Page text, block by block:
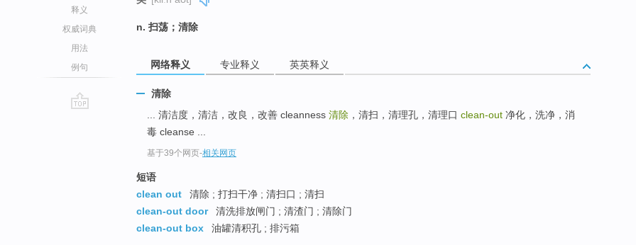
释义
权威词典
用法
例句
n. 扫荡；清除
网络释义 专业释义 英英释义
清除
... 清洁度，清洁，改良，改善 cleanness 清除 ，清扫，清理孔，清理口 clean-out 净化，洗净，消
毒 cleanse ...
基于39个网页-相关网页
短语
clean out
清除 ; 打扫干净 ; 清扫口 ; 清扫
clean-out door
清洗排放闸门 ; 清渣门 ; 清除门
clean-out box
油罐清积孔 ; 排污箱